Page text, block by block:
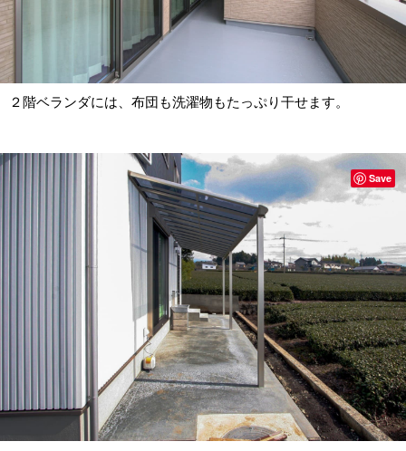
２階ベランダには、布団も洗濯物もたっぷり干せます。
Save